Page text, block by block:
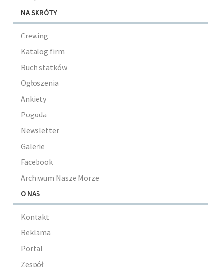
NA SKRÓTY
Crewing
Katalog firm
Ruch statków
Ogłoszenia
Ankiety
Pogoda
Newsletter
Galerie
Facebook
Archiwum Nasze Morze
O NAS
Kontakt
Reklama
Portal
Zespół